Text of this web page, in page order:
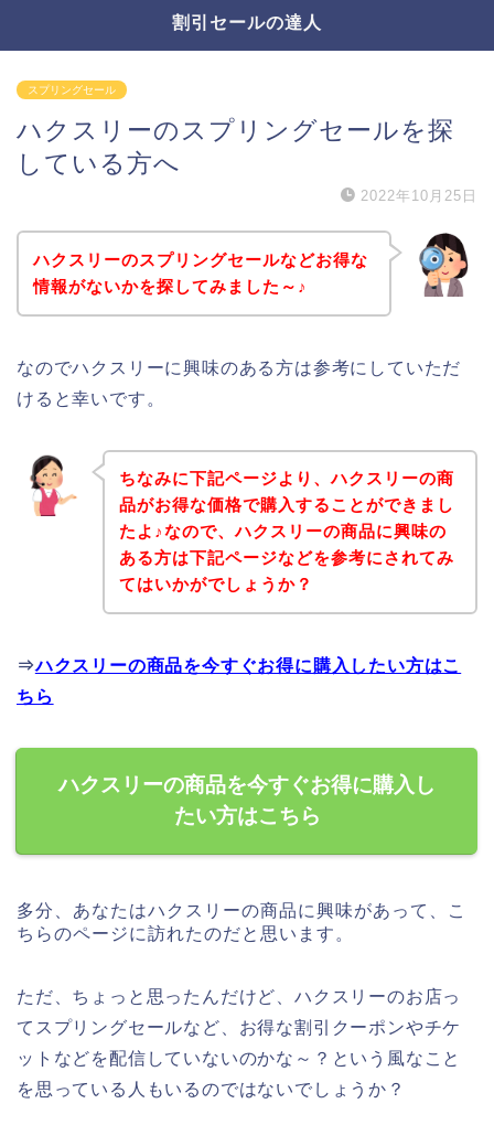
割引セールの達人
スプリングセール
ハクスリーのスプリングセールを探
している方へ
2022年10月25日
ハクスリーのスプリングセールなどお得な
情報がないかを探してみました～♪
なのでハクスリーに興味のある方は参考にしていただ
けると幸いです。
ちなみに下記ページより、ハクスリーの商
品がお得な価格で購入することができまし
たよ♪なので、ハクスリーの商品に興味の
ある方は下記ページなどを参考にされてみ
てはいかがでしょうか？
⇒ハクスリーの商品を今すぐお得に購入したい方はこ
ちら
ハクスリーの商品を今すぐお得に購入し
たい方はこちら
多分、あなたはハクスリーの商品に興味があって、こ
ちらのページに訪れたのだと思います。
ただ、ちょっと思ったんだけど、ハクスリーのお店っ
てスプリングセールなど、お得な割引クーポンやチケ
ットなどを配信していないのかな～？という風なこと
を思っている人もいるのではないでしょうか？